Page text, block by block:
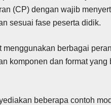
(CP) dengan wajib
sesuai fase peserta didik.
berbagai
komponen dan format
beberapa contoh